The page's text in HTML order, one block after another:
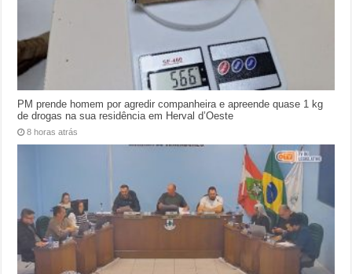
PM prende homem por agredir companheira e apreende quase 1 kg
de drogas na sua residência em Herval d’Oeste
8 horas atrás